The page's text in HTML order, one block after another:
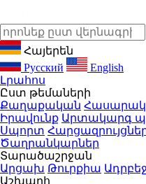
Հայերեն
Русский
English
Լրահոս
Ըստ թեմաների
Քաղաքական
Իրավունք Արտակարգ
Սպորտ
Ծաղրանկարներ
Տարածաշրջան
Արցախ Թուրքիա
Աշխարհ